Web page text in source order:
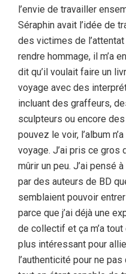
l’envie de travailler
Séraphin avait l’idée de
des victimes de
rendre hommage, il m’a
dit qu’il voulait faire un
voyage avec des
incluant des graffeurs,
sculpteurs ou encore
pouvez le voir, l’album
voyage. J’ai pris ce gros
mûrir un peu. J’ai pensé
par des auteurs de BD
semblaient pouvoir
parce que j’ai déjà une
de collectif et ça m’a
plus intéressant pour
l’authenticité pour ne